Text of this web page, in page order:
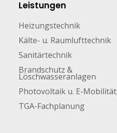
Leistungen
Heizungstechnik
Kälte- u. Raumlufttechnik
Sanitärtechnik
Brandschutz &
Löschwasseranlagen
Photovoltaik u. E-Mobilität
TGA-Fachplanung